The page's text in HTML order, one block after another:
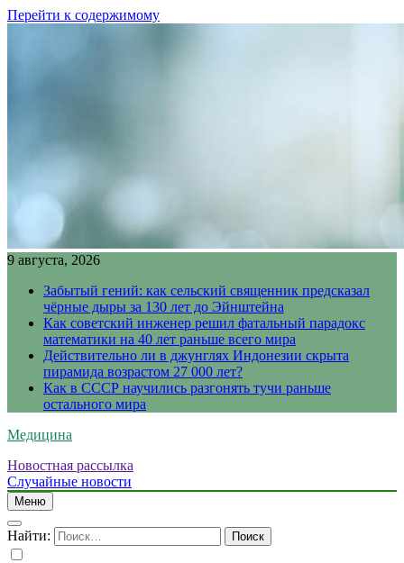
Перейти к содержимому
9 августа, 2026
Забытый гений: как сельский священник предсказал
чёрные дыры за 130 лет до Эйнштейна
Как советский инженер решил фатальный парадокс
математики на 40 лет раньше всего мира
Действительно ли в джунглях Индонезии скрыта
пирамида возрастом 27 000 лет?
Как в СССР научились разгонять тучи раньше
остального мира
Медицина
Новостная рассылка
Случайные новости
Меню
Найти: